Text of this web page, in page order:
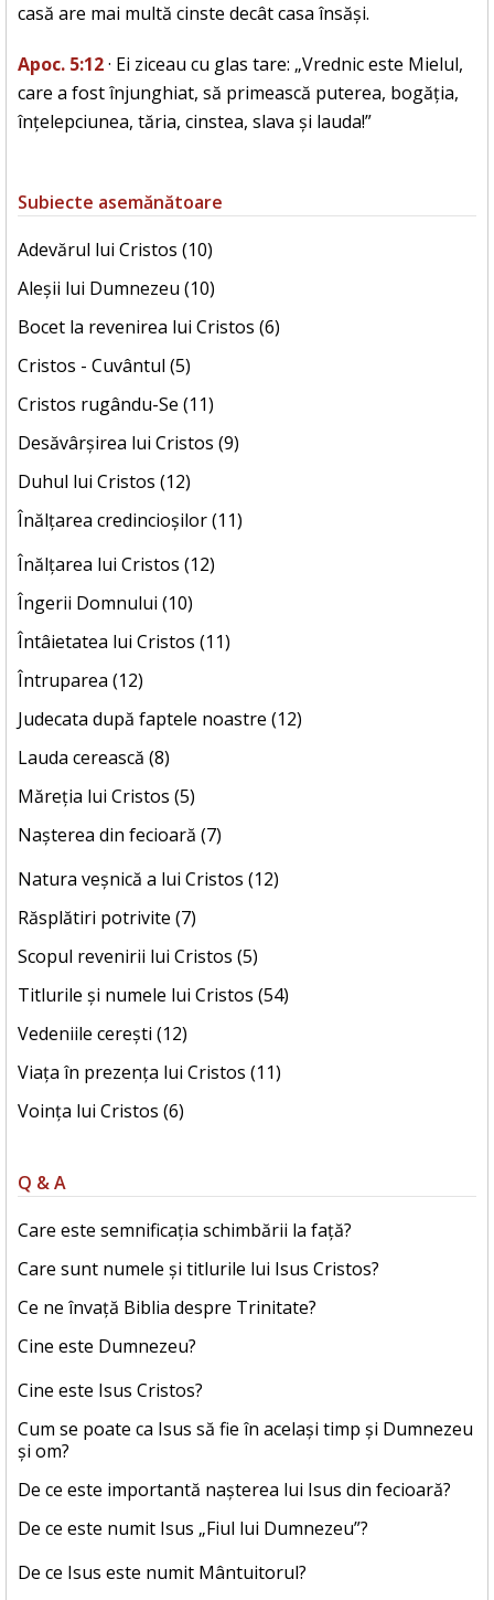
casă are mai multă cinste decât casa însăși.
Apoc. 5:12· Ei ziceau cu glas tare: „Vrednic este Mielul,
care a fost înjunghiat, să primească puterea, bogăția,
înțelepciunea, tăria, cinstea, slava și lauda!”
Subiecte asemănătoare
Adevărul lui Cristos (10)
Aleșii lui Dumnezeu (10)
Bocet la revenirea lui Cristos (6)
Cristos - Cuvântul (5)
Cristos rugându-Se (11)
Desăvârșirea lui Cristos (9)
Duhul lui Cristos (12)
Înălțarea credincioșilor (11)
Înălțarea lui Cristos (12)
Îngerii Domnului (10)
Întâietatea lui Cristos (11)
Întruparea (12)
Judecata după faptele noastre (12)
Lauda cerească (8)
Măreția lui Cristos (5)
Nașterea din fecioară (7)
Natura veșnică a lui Cristos (12)
Răsplătiri potrivite (7)
Scopul revenirii lui Cristos (5)
Titlurile și numele lui Cristos (54)
Vedeniile cerești (12)
Viața în prezența lui Cristos (11)
Voința lui Cristos (6)
Q & A
Care este semnificația schimbării la față?
Care sunt numele și titlurile lui Isus Cristos?
Ce ne învață Biblia despre Trinitate?
Cine este Dumnezeu?
Cine este Isus Cristos?
Cum se poate ca Isus să fie în același timp și Dumnezeu
și om?
De ce este importantă nașterea lui Isus din fecioară?
De ce este numit Isus „Fiul lui Dumnezeu”?
De ce Isus este numit Mântuitorul?